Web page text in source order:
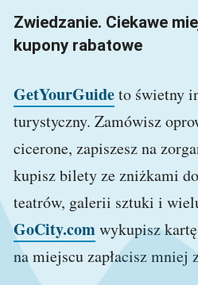
Zwiedzanie. Ciekawe
kupony rabatowe
GetYourGuideto świetny
turystyczny. Zamówisz
cicerone, zapiszesz na
kupisz bilety ze zniżkami
teatrów, galerii sztuki i
GoCity.comwykupisz
na miejscu zapłacisz mniej